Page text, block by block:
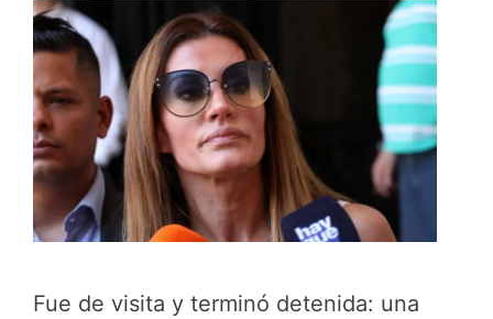
Fue de visita y terminó detenida: una